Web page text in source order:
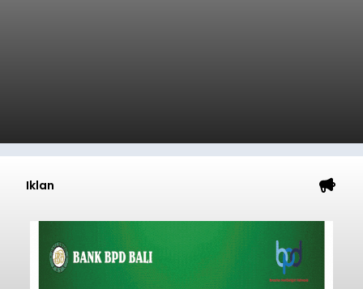
Iklan